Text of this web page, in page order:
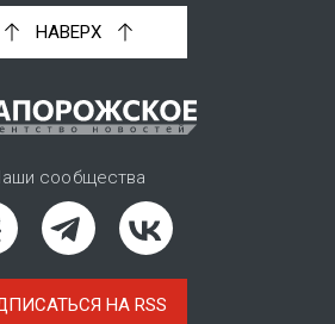
НАВЕРХ
сообщества
НА RSS